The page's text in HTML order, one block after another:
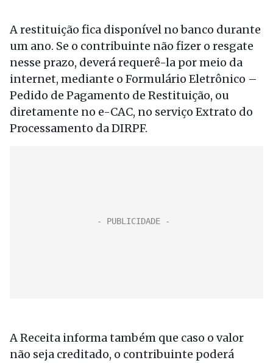
A restituição fica disponível no banco durante
um ano. Se o contribuinte não fizer o resgate
nesse prazo, deverá requerê-la por meio da
internet, mediante o Formulário Eletrônico –
Pedido de Pagamento de Restituição, ou
diretamente no e-CAC, no serviço Extrato do
Processamento da DIRPF.
A Receita informa também que caso o valor
não seja creditado, o contribuinte poderá